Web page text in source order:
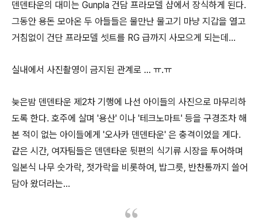
덴덴타운의 대미는 Gunpla 건담 프라모델 샵에서 장식하게 된다.
그동안 용돈 모아온 두 아들들은 물만난 물고기 마냥 지갑을 열고
거침없이 건단 프라모델 셋트를 RG 급까지 사모으게 되는데...
실내에서 사진촬영이 금지된 관계로 ... ㅠ.ㅠ
늦은밤 덴덴타운 제2차 기행에 나선 아이들의 사진으로 마무리하
도록 한다. 호주에 살며 '용산' 이나 '테크노마트' 등을 구경조차 해
본 적이 없는 아이들에게 '오사카 덴덴타운' 은 충격이었을 게다.
같은 시간, 여자팀들은 덴덴타운 뒷편의 식기류 시장을 투어하며
일본식 나무 숫가락, 젓가락을 비롯하여, 밥그릇, 반찬통까지 쓸어
담아 왔더라는...